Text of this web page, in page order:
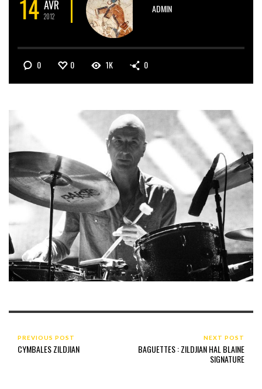
14 AVR
2012
ADMIN
0 0 1K 0
PREVIOUS POST
CYMBALES ZILDJIAN
NEXT POST
BAGUETTES : ZILDJIAN HAL BLAINE
SIGNATURE